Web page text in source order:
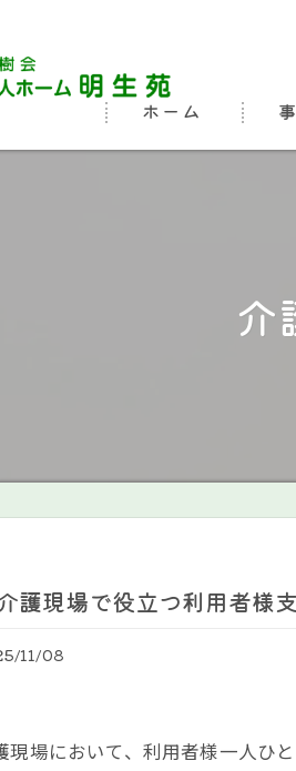
ホーム
介
護現場で役立つ利用者様
11/08
現場において、利用者様一人ひ